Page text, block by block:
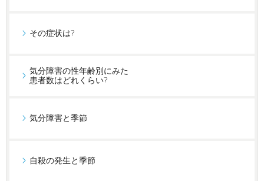
その症状は?
気分障害の性年齢別にみた
患者数はどれくらい?
気分障害と季節
自殺の発生と季節